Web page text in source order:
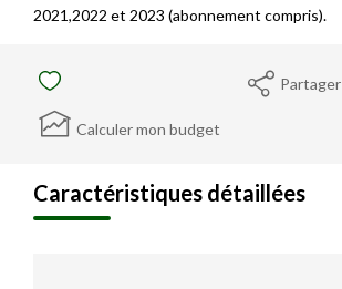
2021,2022 et 2023 (abonnement compris).
Partager
Calculer mon budget
Caractéristiques détaillées